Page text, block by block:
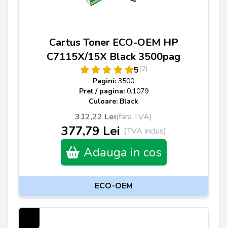
Cartus Toner ECO-OEM HP
C7115X/15X Black 3500pag
5(2)
Pagini: 3500
Pret / pagina: 0.1079
Culoare: Black
312,22 Lei(fara TVA)
377,79 Lei (TVA inclus)
Adauga in cos
ECO-OEM